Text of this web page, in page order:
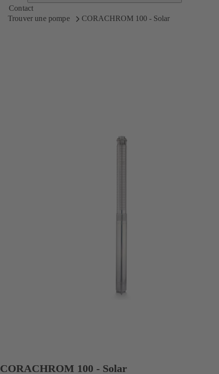
Contact
Trouver une pompe
CORACHROM 100 - Solar
CORACHROM 100 - Solar